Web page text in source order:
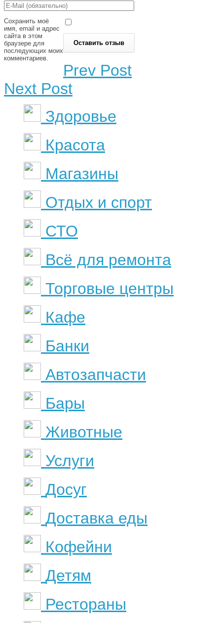
Сохранить моё
имя, email и адрес
сайта в этом
браузере для
последующих моих
комментариев.
Prev Post
Next Post
Здоровье
Красота
Магазины
Отдых и спорт
СТО
Всё для ремонта
Торговые центры
Кафе
Банки
Автозапчасти
Бары
Животные
Услуги
Досуг
Доставка еды
Кофейни
Детям
Рестораны